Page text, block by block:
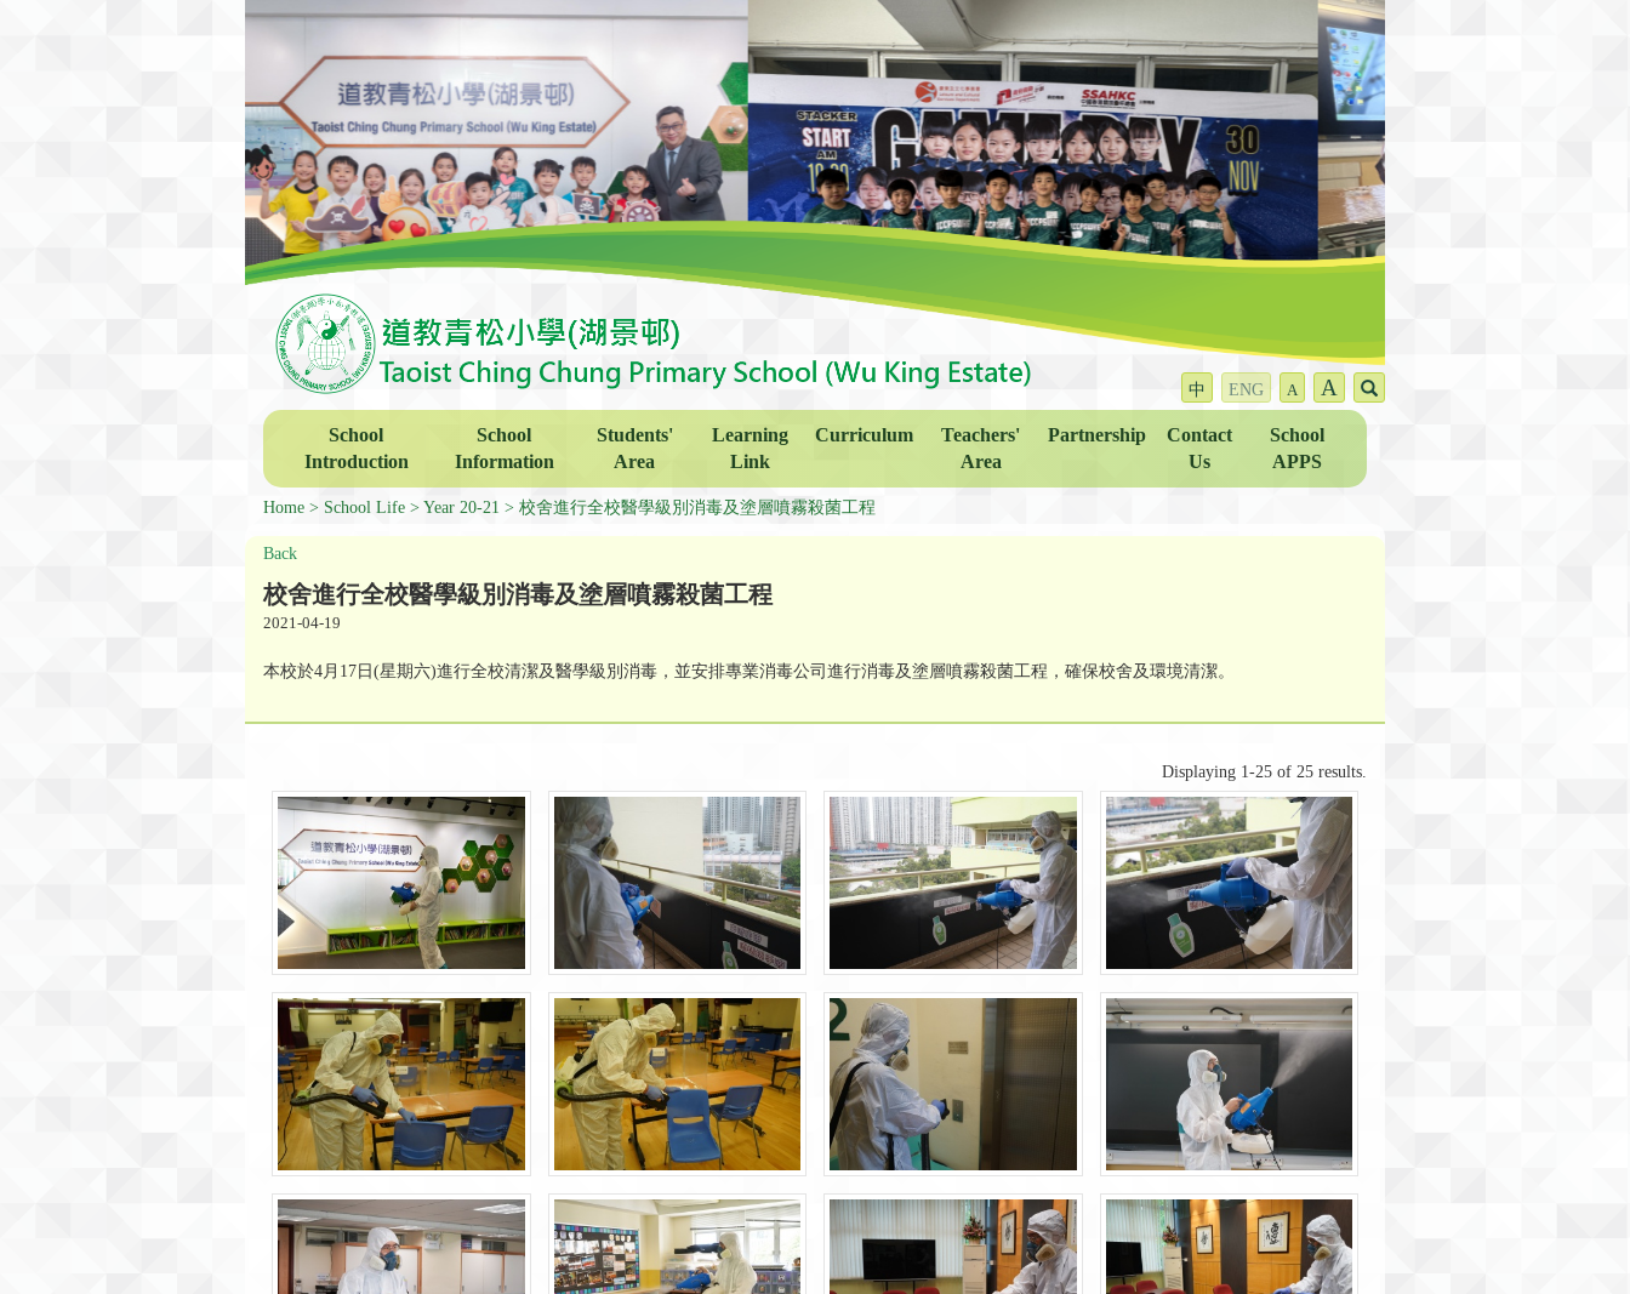
中 ENG A A
School
Introduction
School
Information
Students'
Area
Learning
Link
Curriculum
Teachers'
Area
Partnership
Contact
Us
School
APPS
Home School Life Year 20-21 校舍進行全校醫學級別消毒及塗層噴霧殺菌工程
Back
校舍進行全校醫學級別消毒及塗層噴霧殺菌工程
2021-04-19
本校於4月17日(星期六)進行全校清潔及醫學級別消毒，並安排專業消毒公司進行消毒及塗層噴霧殺菌工程，確保校舍及環境清潔。
Displaying 1-25 of 25 results.